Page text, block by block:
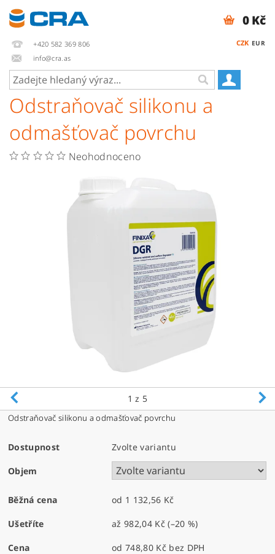
+420 582 369 806
info@cra.as
CZK EUR
0 Kč
Odstraňovač silikonu a
odmašťovač povrchu
Neohodnoceno
1 z 5
Odstraňovač silikonu a odmašťovač povrchu
Dostupnost Zvolte variantu
Objem
Běžná cena od 1 132,56 Kč
Ušetříte až982,04 Kč(–20 %)
Cena od 748,80 Kč bez DPH